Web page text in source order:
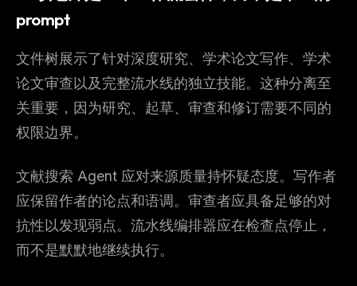
prompt
文件树展示了针对深度研究、学术论文写作、学术
论文审查以及完整流水线的独立技能。这种分离至
关重要，因为研究、起草、审查和修订需要不同的
权限边界。
文献搜索 Agent 应对来源质量持怀疑态度。写作者
应保留作者的论点和语调。审查者应具备足够的对
抗性以发现弱点。流水线编排器应在检查点停止，
而不是默默地继续执行。